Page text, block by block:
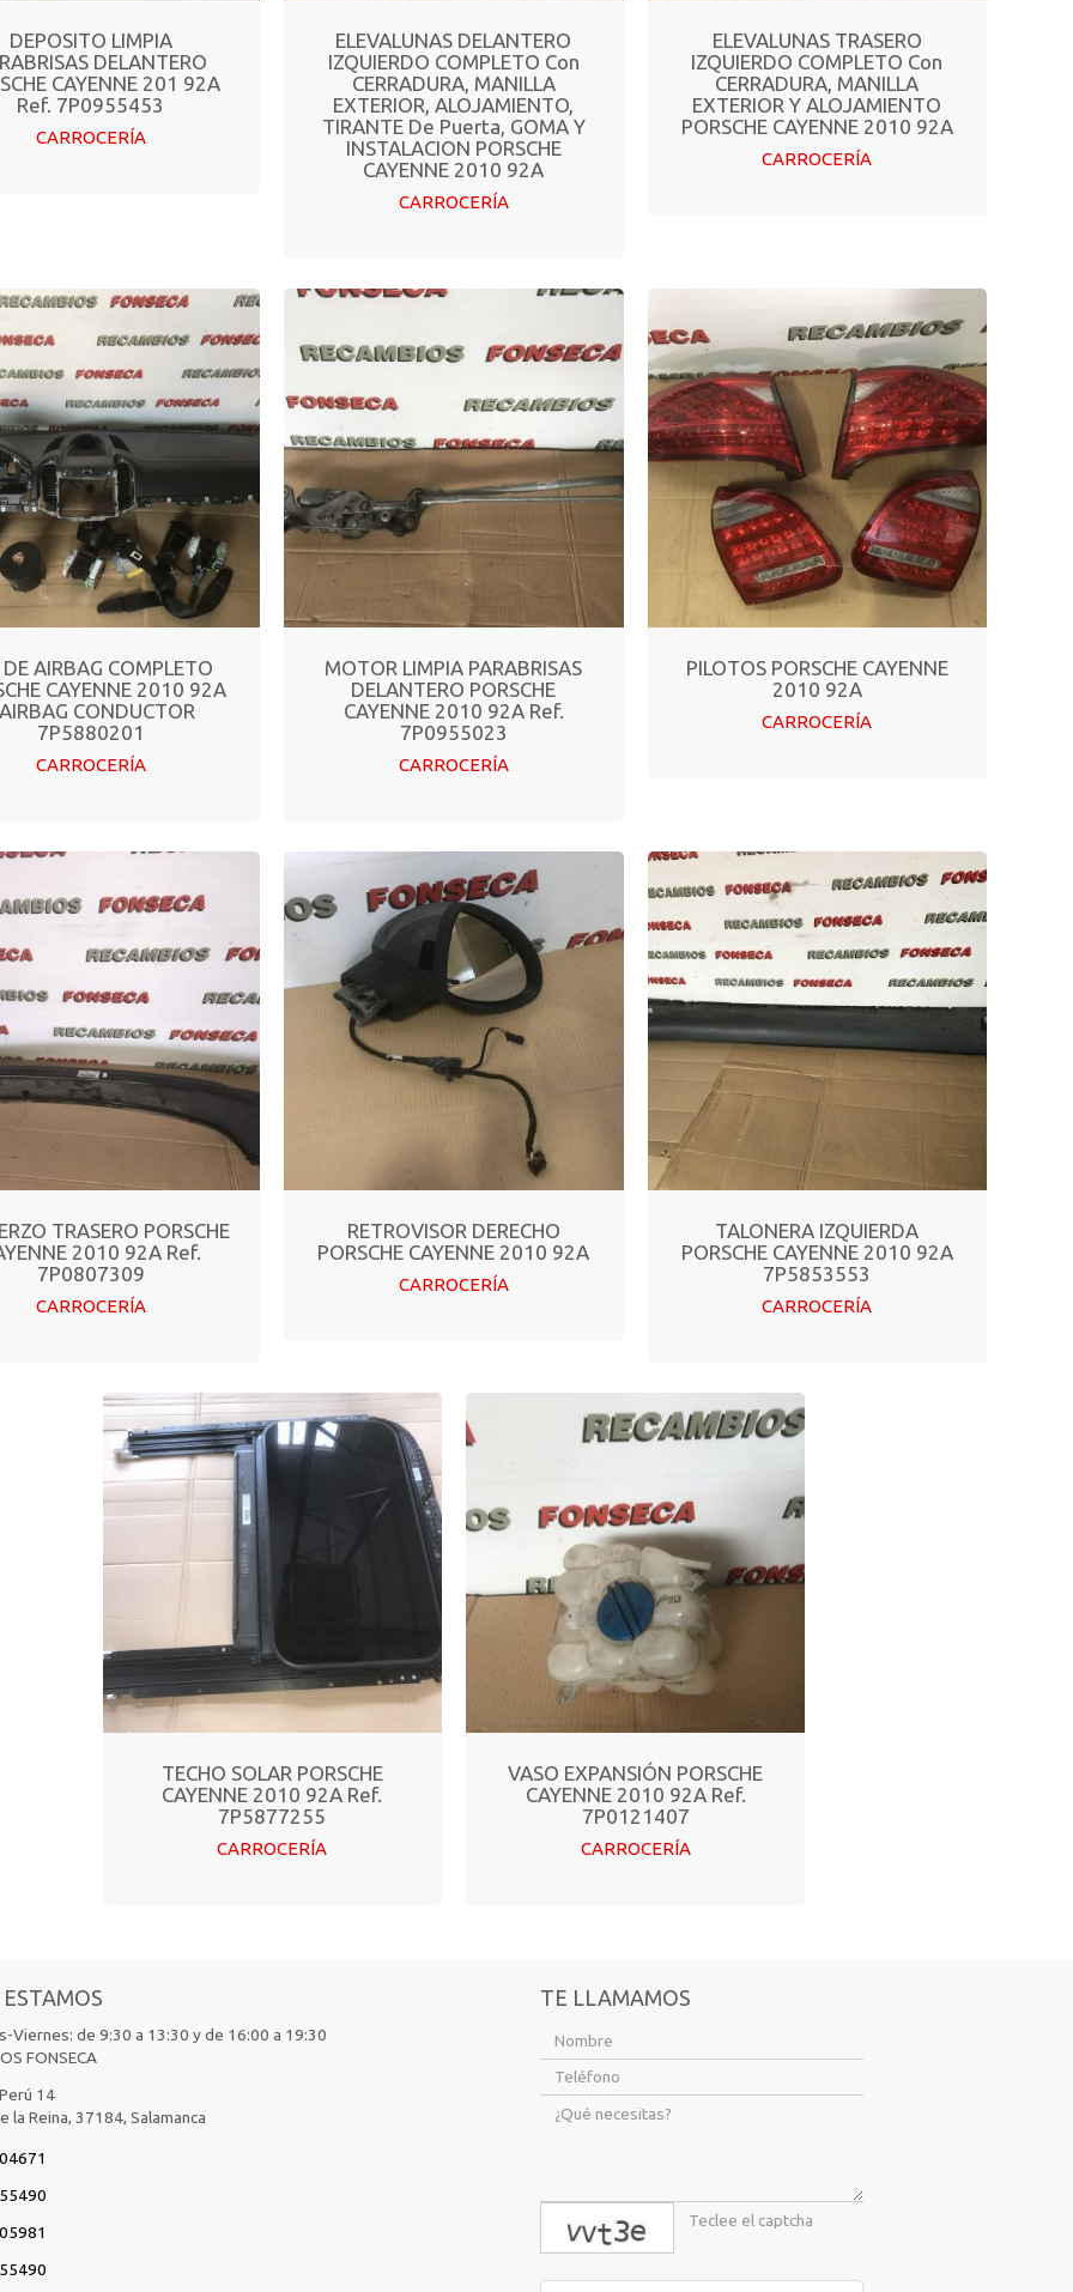
DEPOSITO LIMPIA
DELANTERO
CAYENNE 201 92A
Ref. 7P0955453
CARROCERÍA
ELEVALUNAS DELANTERO
IZQUIERDO COMPLETO Con
CERRADURA, MANILLA
EXTERIOR, ALOJAMIENTO,
TIRANTE De Puerta, GOMA Y
INSTALACION PORSCHE
CAYENNE 2010 92A
CARROCERÍA
ELEVALUNAS TRASERO
IZQUIERDO COMPLETO Con
CERRADURA, MANILLA
EXTERIOR Y ALOJAMIENTO
PORSCHE CAYENNE 2010 92A
CARROCERÍA
AIRBAG COMPLETO
CAYENNE 2010 92A
CONDUCTOR
7P5880201
CARROCERÍA
MOTOR LIMPIA PARABRISAS
DELANTERO PORSCHE
CAYENNE 2010 92A Ref.
7P0955023
CARROCERÍA
PILOTOS PORSCHE CAYENNE
2010 92A
CARROCERÍA
TRASERO PORSCHE
2010 92A Ref.
7P0807309
CARROCERÍA
RETROVISOR DERECHO
PORSCHE CAYENNE 2010 92A
CARROCERÍA
TALONERA IZQUIERDA
PORSCHE CAYENNE 2010 92A
7P5853553
CARROCERÍA
TECHO SOLAR PORSCHE
CAYENNE 2010 92A Ref.
7P5877255
CARROCERÍA
VASO EXPANSIÓN PORSCHE
CAYENNE 2010 92A Ref.
7P0121407
CARROCERÍA
Viernes: de 9:30 a 13:30 y de 16:00 a 19:30
FONSECA
14
la Reina, 37184, Salamanca
TE LLAMAMOS
captcha